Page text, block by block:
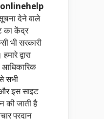
देने वाले
का केंद्र
भी सरकारी
द्वारा
आधिकारिक
सभी
इस साइट
की जाती है
प्रदान